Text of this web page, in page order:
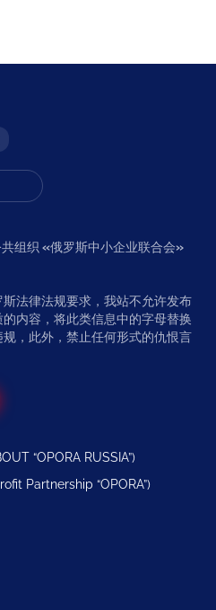
组织 «俄罗斯中小企业联合会»
法律法规要求，我站不允许发布
内容，将此类信息中的字母替换
，此外，禁止任何形式的仇恨言
“OPORA RUSSIA”)
Partnership “OPORA”)